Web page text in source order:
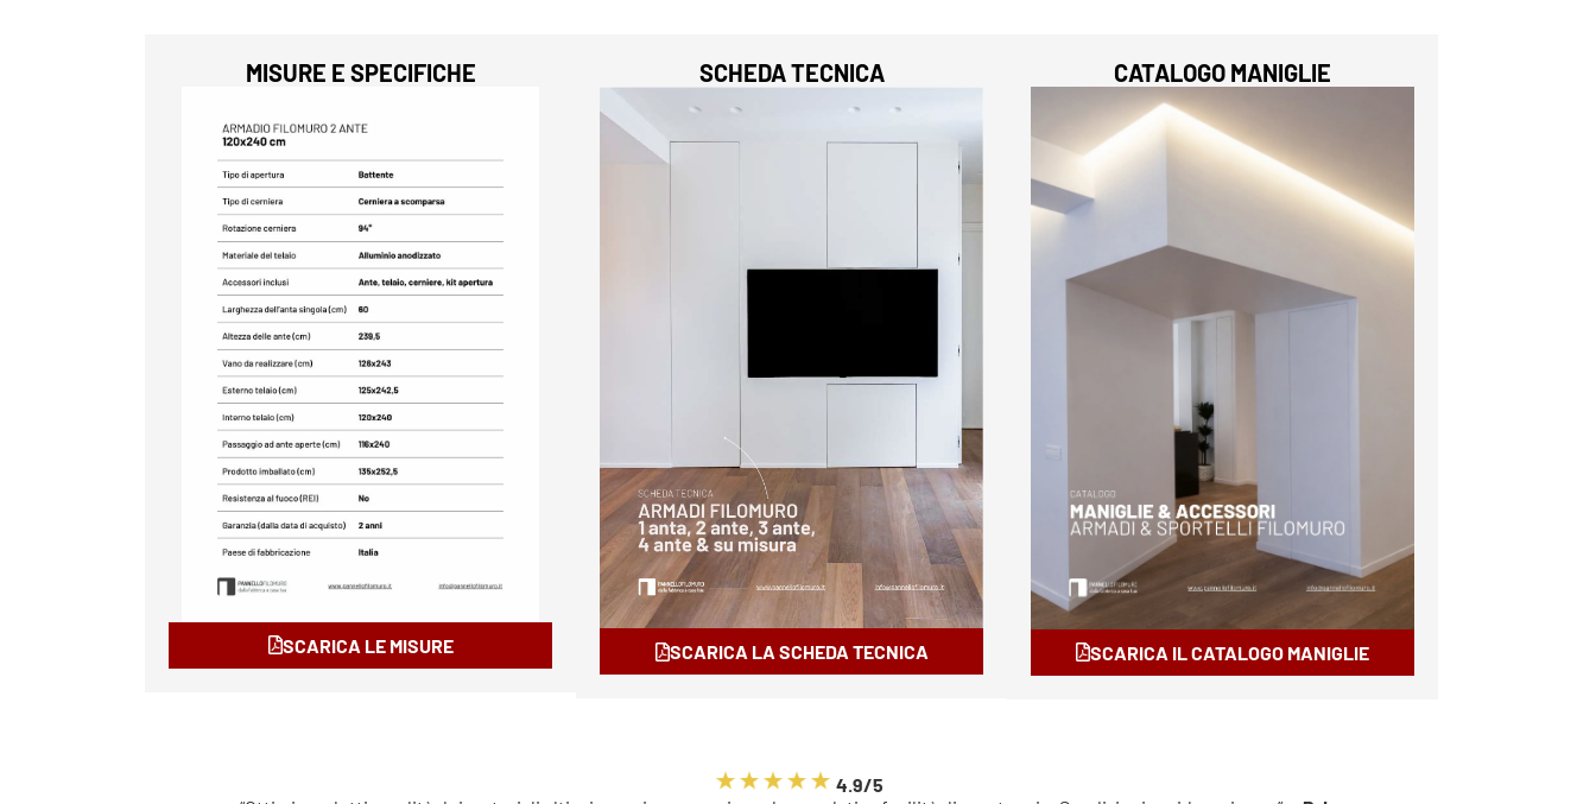
MISURE E SPECIFICHE
SCARICA LE MISURE
SCHEDA TECNICA
SCARICA LA SCHEDA TECNICA
CATALOGO MANIGLIE
SCARICA IL CATALOGO MANIGLIE
4.9/5